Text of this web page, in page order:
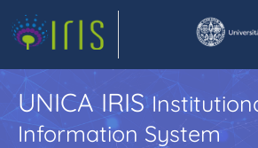
UNICA IRIS
Information System